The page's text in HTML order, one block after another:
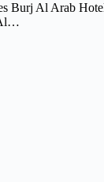
Burj Al Arab
Al…